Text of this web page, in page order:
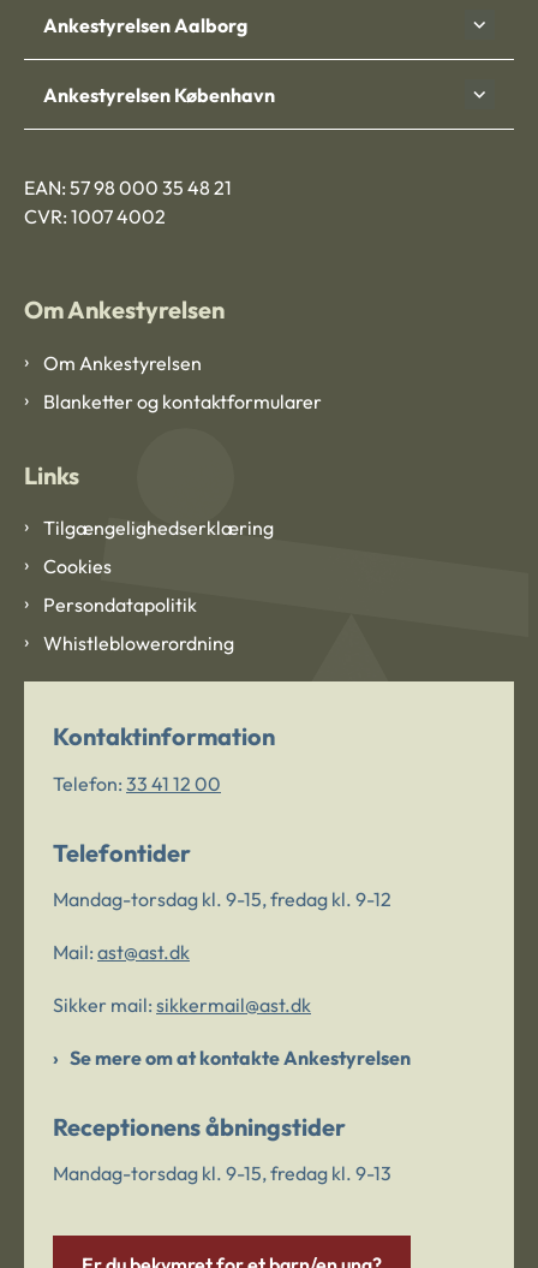
Ankestyrelsen Aalborg
Ankestyrelsen København
EAN: 57 98 000 35 48 21
CVR: 1007 4002
Om Ankestyrelsen
Om Ankestyrelsen
Blanketter og kontaktformularer
Links
Tilgængelighedserklæring
Cookies
Persondatapolitik
Whistleblowerordning
Kontaktinformation
Telefon: 33 41 12 00
Telefontider
Mandag-torsdag kl. 9-15, fredag kl. 9-12
Mail: ast@ast.dk
Sikker mail: sikkermail@ast.dk
Se mere om at kontakte Ankestyrelsen
Receptionens åbningstider
Mandag-torsdag kl. 9-15, fredag kl. 9-13